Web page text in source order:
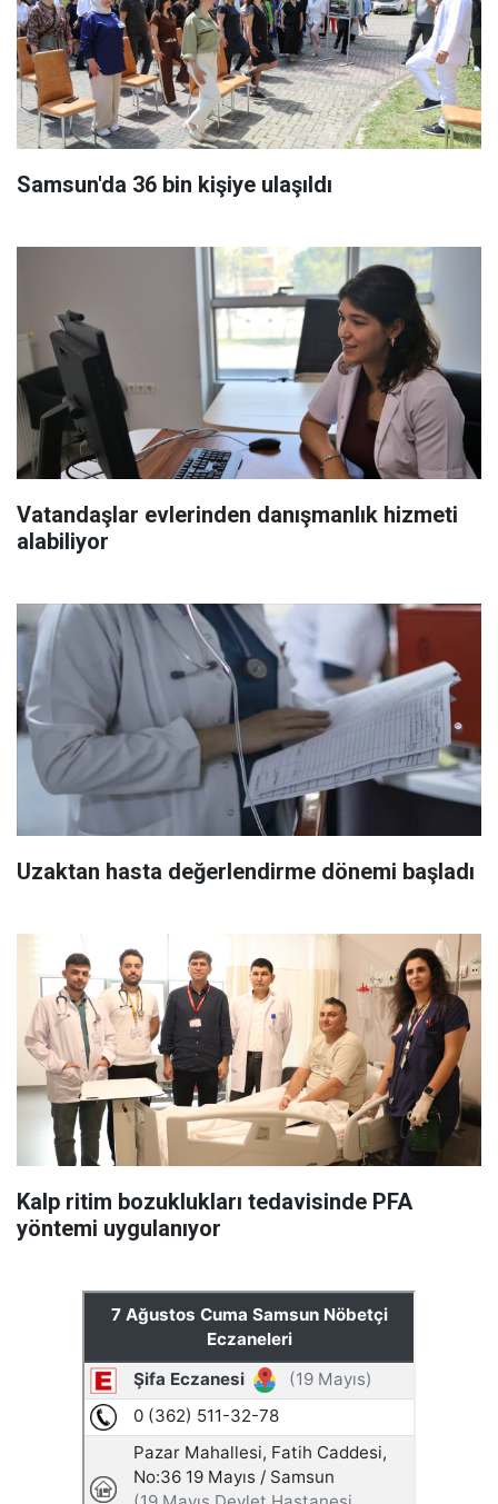
Samsun'da 36 bin kişiye ulaşıldı
Vatandaşlar evlerinden danışmanlık hizmeti
alabiliyor
Uzaktan hasta değerlendirme dönemi başladı
Kalp ritim bozuklukları tedavisinde PFA
yöntemi uygulanıyor